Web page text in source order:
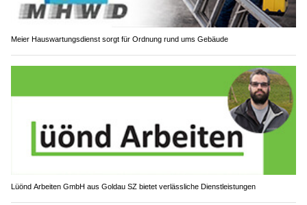
Meier Hauswartungsdienst sorgt für Ordnung rund ums Gebäude
Lüönd Arbeiten GmbH aus Goldau SZ bietet verlässliche Dienstleistungen